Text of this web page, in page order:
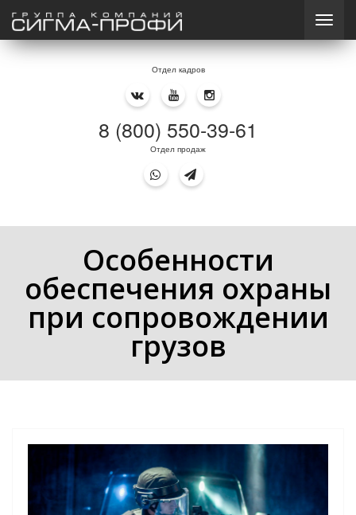
Отдел кадров
8 (800) 550-39-61
Отдел продаж
Особенности
обеспечения охраны
при сопровождении
грузов